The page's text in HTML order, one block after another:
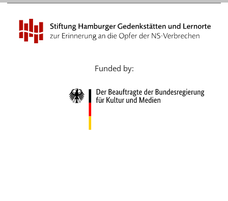
Español
Italiano
Nederlands
Português
Funded by: